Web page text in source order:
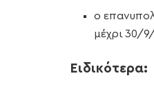
ο
μέχρι 30/9/
Ειδικότερα: